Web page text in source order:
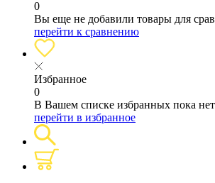
0
Вы еще не добавили товары для
перейти к сравнению
Избранное
0
В Вашем списке избранных пока
перейти в избранное